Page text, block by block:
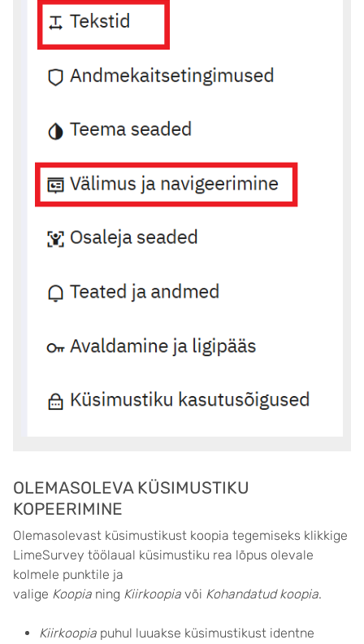
OLEMASOLEVA KÜSIMUSTIKU
KOPEERIMINE
Olemasolevast küsimustikust koopia tegemiseks klikkige
LimeSurvey töölaual küsimustiku rea lõpus olevale
kolmele punktile ja
valige Koopia ning Kiirkoopia või Kohandatud koopia.
Kiirkoopia puhul luuakse küsimustikust identne